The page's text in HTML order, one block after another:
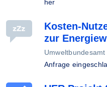
her
Kosten-
zur
Umweltbundesamt
Anfrage